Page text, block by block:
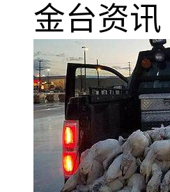
金台资讯